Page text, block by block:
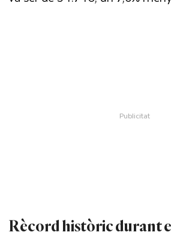
Rècord històric durant